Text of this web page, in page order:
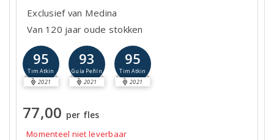
Exclusief van Medina
Van 120 jaar oude stokken
95
Tim Atkin
2021
93
Guía Peñín
2021
95
Tim Atkin
2021
77,00 per fles
Momenteel niet leverbaar